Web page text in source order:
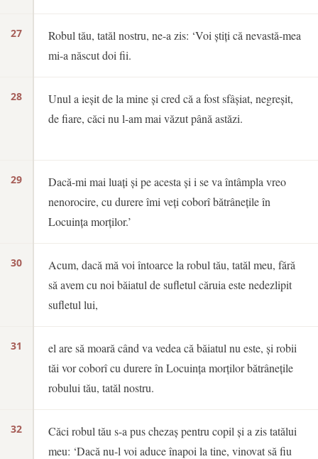
27
28
29
30
31
32
Robul tău, tatăl nostru, ne-a zis: ‘Voi știți că nevastă-mea
mi-a născut doi fii.
Unul a ieșit de la mine și cred că a fost sfâșiat, negreșit,
de fiare, căci nu l-am mai văzut până astăzi.
Dacă-mi mai luați și pe acesta și i se va întâmpla vreo
nenorocire, cu durere îmi veți coborî bătrânețile în
Locuința morților.’
Acum, dacă mă voi întoarce la robul tău, tatăl meu, fără
să avem cu noi băiatul de sufletul căruia este nedezlipit
sufletul lui,
el are să moară când va vedea că băiatul nu este, și robii
tăi vor coborî cu durere în Locuința morților bătrânețile
robului tău, tatăl nostru.
Căci robul tău s-a pus chezaș pentru copil și a zis tatălui
meu: ‘Dacă nu-l voi aduce înapoi la tine, vinovat să fiu